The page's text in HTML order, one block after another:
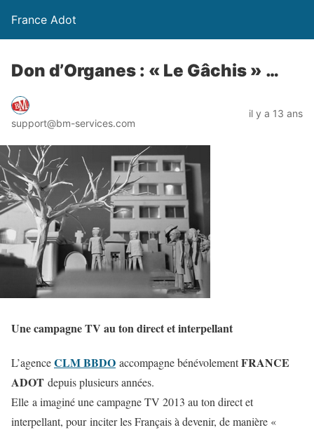
France Adot
Don d’Organes : « Le Gâchis » …
support@bm-services.com
il y a 13 ans
Une campagne TV au ton direct et interpellant
L’agenceCLM BBDO accompagne bénévolementFRANCE
ADOT depuis plusieurs années.
Elle a imaginé une campagne TV 2013 au ton direct et
interpellant, pour inciter les Français à devenir, de manière «